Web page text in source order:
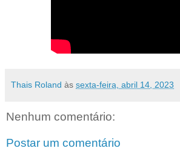
Thais Roland às sexta-feira, abril 14, 2023
Nenhum comentário:
Postar um comentário